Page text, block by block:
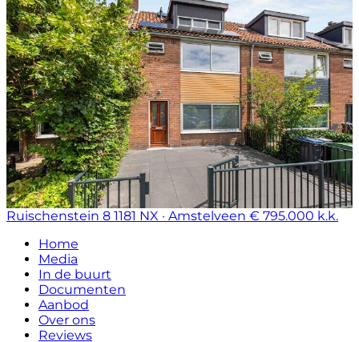
Ruischenstein 8 1181 NX · Amstelveen € 795.000 k.k.
Home
Media
In de buurt
Documenten
Aanbod
Over ons
Reviews